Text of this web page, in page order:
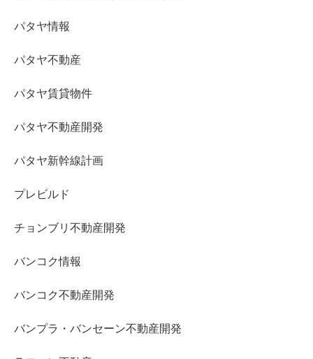
パタヤ情報
パタヤ不動産
パタヤ賃貸物件
パタヤ不動産開発
パタヤ新幹線計画
プレビルド
チョンブリ不動産開発
バンコク情報
バンコク不動産開発
バンプラ・バンセーン不動産開発